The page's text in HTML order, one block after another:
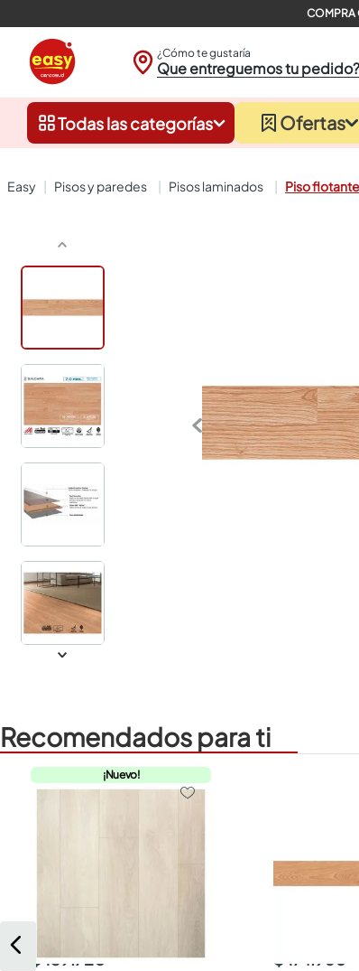
¿Cómo te gustaría
Que entreguemos tu pedido?
Todas las categorías Ofertas
pisos y paredes pisos laminados Piso
Recomendados para ti
¡Nuevo!
$ 139.720 $ 174.960